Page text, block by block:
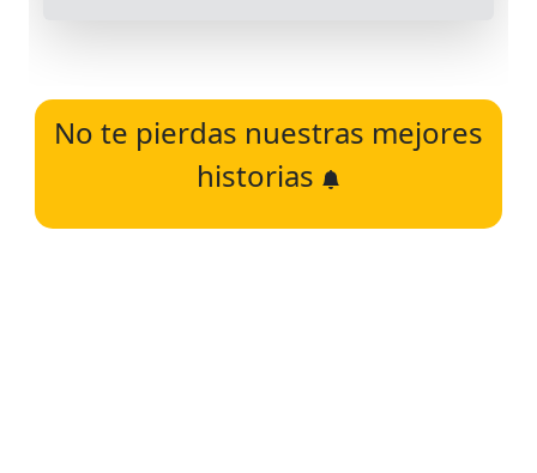
No te pierdas nuestras mejores
historias